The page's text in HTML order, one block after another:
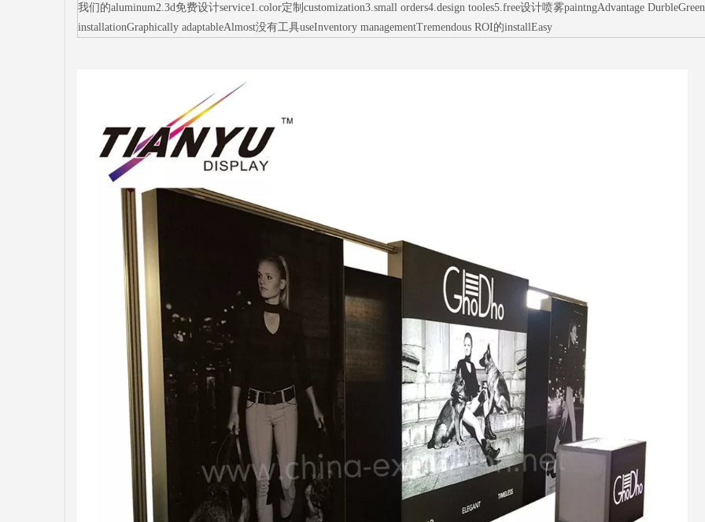
我们的aluminum2.3d免费设计service1.color定制customization3.small orders4.design tooles5.free设计喷雾paintngAdvantage
installationGraphically adaptableAlmost没有工具useInventory managementTremendous ROI的installEasy